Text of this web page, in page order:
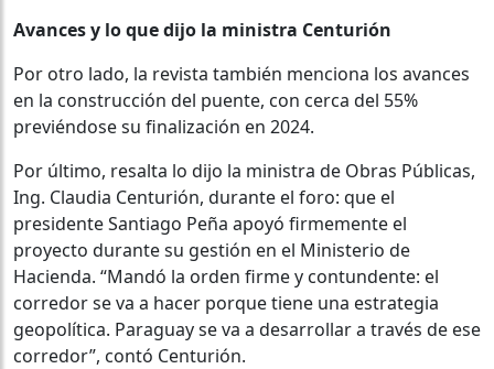
Avances y lo que dijo la ministra Centurión
Por otro lado, la revista también menciona los avances
en la construcción del puente, con cerca del 55%
previéndose su finalización en 2024.
Por último, resalta lo dijo la ministra de Obras Públicas,
Ing. Claudia Centurión, durante el foro: que el
presidente Santiago Peña apoyó firmemente el
proyecto durante su gestión en el Ministerio de
Hacienda. “Mandó la orden firme y contundente: el
corredor se va a hacer porque tiene una estrategia
geopolítica. Paraguay se va a desarrollar a través de ese
corredor”, contó Centurión.